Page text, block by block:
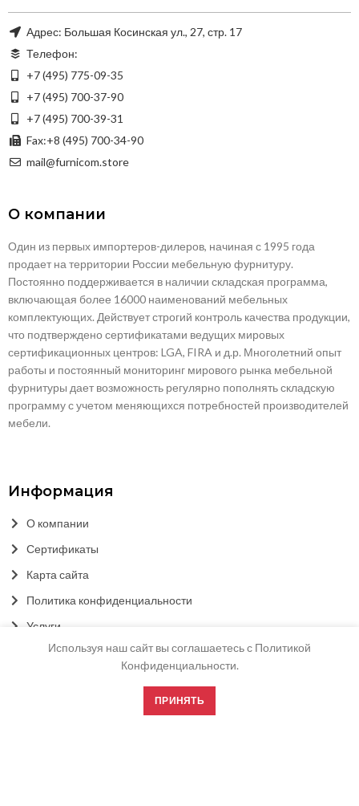
Адрес: Большая Косинская ул., 27, стр. 17
Телефон:
+7 (495) 775-09-35
+7 (495) 700-37-90
+7 (495) 700-39-31
Fax:+8 (495) 700-34-90
mail@furnicom.store
О компании
Один из первых импортеров-дилеров, начиная с 1995 года
продает на территории России мебельную фурнитуру.
Постоянно поддерживается в наличии складская программа,
включающая более 16000 наименований мебельных
комплектующих. Действует строгий контроль качества продукции,
что подтверждено сертификатами ведущих мировых
сертификационных центров: LGA, FIRA и д.р. Многолетний опыт
работы и постоянный мониторинг мирового рынка мебельной
фурнитуры дает возможность регулярно пополнять складскую
программу с учетом меняющихся потребностей производителей
мебели.
Информация
О компании
Сертификаты
Карта сайта
Политика конфиденциальности
Услуги
Используя наш сайт вы соглашаетесь с Политикой
Конфиденциальности.
ПРИНЯТЬ